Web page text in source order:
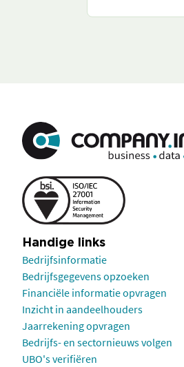
Handige links
Bedrijfsinformatie
Bedrijfsgegevens opzoeken
Financiële informatie opvragen
Inzicht in aandeelhouders
Jaarrekening opvragen
Bedrijfs- en sectornieuws volgen
UBO's verifiëren